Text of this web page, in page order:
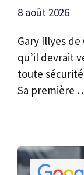
8 août 2026
Gary Illyes
qu’il devrait
toute
Sa première